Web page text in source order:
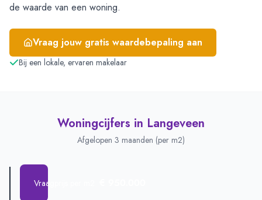
de waarde van een woning.
Vraag jouw gratis waardebepaling aan
Bij een lokale, ervaren makelaar
Woningcijfers in Langeveen
Afgelopen 3 maanden (per m2)
Vraagprijs per m2